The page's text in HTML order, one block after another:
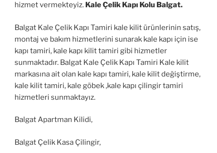
hizmet vermekteyiz. Kale Çelik Kapı Kolu Balgat.
Balgat Kale Çelik Kapı Tamiri kale kilit ürünlerinin satış,
montaj ve bakım hizmetlerini sunarak kale kapı için ise
kapı tamiri, kale kapı kilit tamiri gibi hizmetler
sunmaktadır. Balgat Kale Çelik Kapı Tamiri Kale kilit
markasına ait olan kale kapı tamiri, kale kilit değiştirme,
kale kilit tamiri, kale göbek ,kale kapı çilingir tamiri
hizmetleri sunmaktayız.
Balgat Apartman Kilidi,
Balgat Çelik Kasa Çilingir,